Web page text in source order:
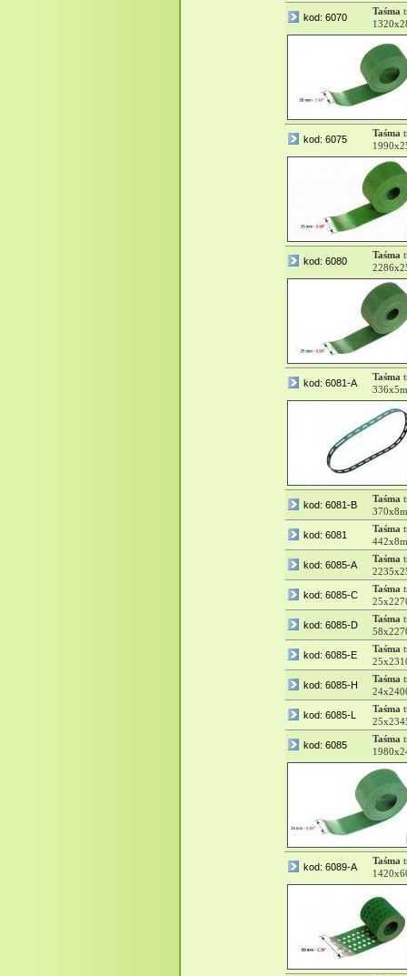
kod: 6070
Taśma
kod: 6075
Taśma
kod: 6080
Taśma
kod: 6081-A
Taśma
kod: 6081-B
Taśma
kod: 6081
Taśma
kod: 6085-A
Taśma
kod: 6085-C
Taśma
kod: 6085-D
Taśma
kod: 6085-E
Taśma
kod: 6085-H
Taśma
kod: 6085-L
Taśma
kod: 6085
Taśma
kod: 6089-A
Taśma